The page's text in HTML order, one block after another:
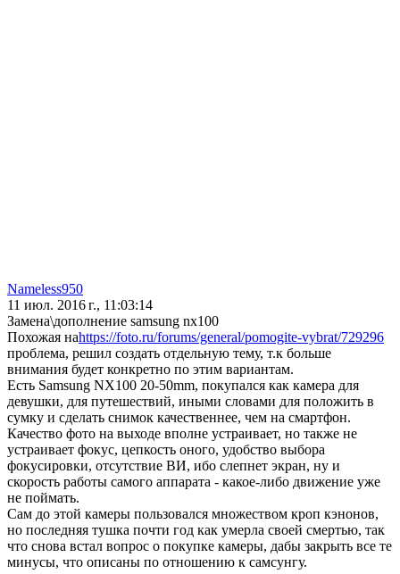
Nameless950
11 июл. 2016 г., 11:03:14
Замена\дополнение samsung nx100
Похожая наhttps://foto.ru/forums/general/pomogite-vybrat/729296
проблема, решил создать отдельную тему, т.к больше
внимания будет конкретно по этим вариантам.
Есть Samsung NX100 20-50mm, покупался как камера для
девушки, для путешествий, иными словами для положить в
сумку и сделать снимок качественнее, чем на смартфон.
Качество фото на выходе вполне устраивает, но также не
устраивает фокус, цепкость оного, удобство выбора
фокусировки, отсутствие ВИ, ибо слепнет экран, ну и
скорость работы самого аппарата - какое-либо движение уже
не поймать.
Сам до этой камеры пользовался множеством кроп кэнонов,
но последняя тушка почти год как умерла своей смертью, так
что снова встал вопрос о покупке камеры, дабы закрыть все те
минусы, что описаны по отношению к самсунгу.